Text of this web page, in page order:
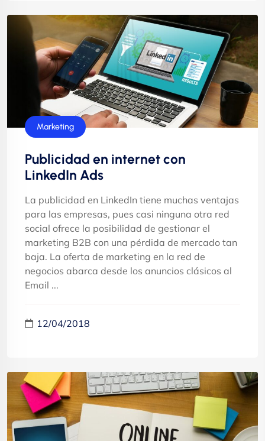
Marketing
Publicidad en internet con
LinkedIn Ads
La publicidad en LinkedIn tiene muchas ventajas
para las empresas, pues casi ninguna otra red
social ofrece la posibilidad de gestionar el
marketing B2B con una pérdida de mercado tan
baja. La oferta de marketing en la red de
negocios abarca desde los anuncios clásicos al
Email ...
12/04/2018